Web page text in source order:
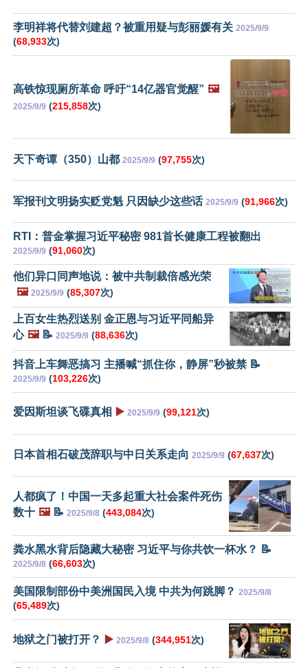
李明祥将代替刘建超？被重用疑与彭丽媛有关 2025/9/9
(68,933次)
高铁惊现厕所革命 呼吁“14亿器官觉醒” 🖼️
2025/9/9 (215,858次)
天下奇谭（350）山都 2025/9/9 (97,755次)
军报刊文明扬实贬党魁 只因缺少这些话 2025/9/9 (91,966次)
RTI：普金掌握习近平秘密 981首长健康工程被翻出
2025/9/9 (91,060次)
他们异口同声地说：被中共制裁倍感光荣
🖼️ 2025/9/9 (85,307次)
上百女生热烈送别 金正恩与习近平同船异
心 🖼️📝 2025/9/9 (88,636次)
抖音上车舞恶搞习 主播喊“抓住你，静屏”秒被禁 📝
2025/9/9 (103,226次)
爱因斯坦谈飞碟真相 ▶️ 2025/9/9 (99,121次)
日本首相石破茂辞职与中日关系走向 2025/9/9 (67,637次)
人都疯了！中国一天多起重大社会案件死伤
数十 🖼️📝 2025/9/8 (443,084次)
粪水黑水背后隐藏大秘密 习近平与你共饮一杯水？ 📝
2025/9/8 (66,603次)
美国限制部份中美洲国民入境 中共为何跳脚？ 2025/9/8
(65,489次)
地狱之门被打开？ ▶️ 2025/9/8 (344,951次)